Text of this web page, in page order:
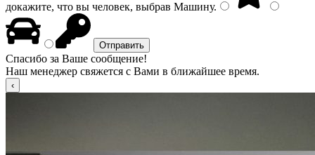
докажите, что вы человек, выбрав Машину.
Спасибо за Ваше сообщение!
Наш менеджер свяжется с Вами в ближайшее время.